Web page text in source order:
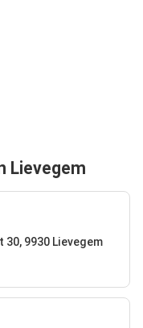
Lievegem
9930 Lievegem